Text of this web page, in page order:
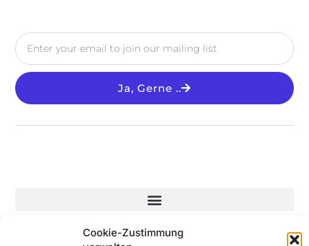
Cookie-Zustimmung
Ja, Gerne ..
© 2025 All Rights Reserved